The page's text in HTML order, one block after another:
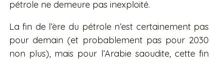
pétrole ne demeure pas inexploité.
La fin de l’ère du pétrole n’est certainement pas
pour demain (et probablement pas pour 2030
non plus), mais pour l’Arabie saoudite, cette fin